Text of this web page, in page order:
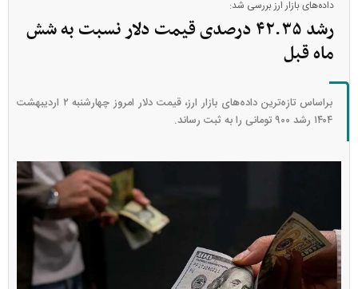
داده‌های بازار ارز بررسی شد:
رشد ۴۲.۳۵ درصدی قیمت دلار نسبت به شش
ماه قبل
براساس تازه‌ترین داده‌های بازار ارز، قیمت دلار امروز چهارشنبه ۲ اردیبهشت
۱۴۰۴ رشد ۹۰۰ تومانی را به ثبت رساند.